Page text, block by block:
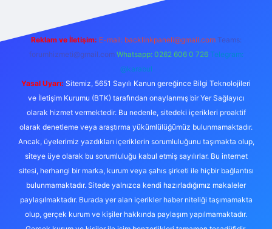
Reklam ve İletişim: E-mail: backlinkpaneli@gmail.com Teams:
forumhizmeti@gmail.com Whatsapp: 0262 606 0 726 Telegram:
@karabul
Yasal Uyarı: Sitemiz, 5651 Sayılı Kanun gereğince Bilgi Teknolojileri
ve İletişim Kurumu (BTK) tarafından onaylanmış bir Yer Sağlayıcı
olarak hizmet vermektedir. Bu nedenle, sitedeki içerikleri proaktif
olarak denetleme veya araştırma yükümlülüğümüz bulunmamaktadır.
Ancak, üyelerimiz yazdıkları içeriklerin sorumluluğunu taşımakta olup,
siteye üye olarak bu sorumluluğu kabul etmiş sayılırlar. Bu internet
sitesi, herhangi bir marka, kurum veya şahıs şirketi ile hiçbir bağlantısı
bulunmamaktadır. Sitede yalnızca kendi hazırladığımız makaleler
paylaşılmaktadır. Burada yer alan içerikler haber niteliği taşımamakta
olup, gerçek kurum ve kişiler hakkında paylaşım yapılmamaktadır.